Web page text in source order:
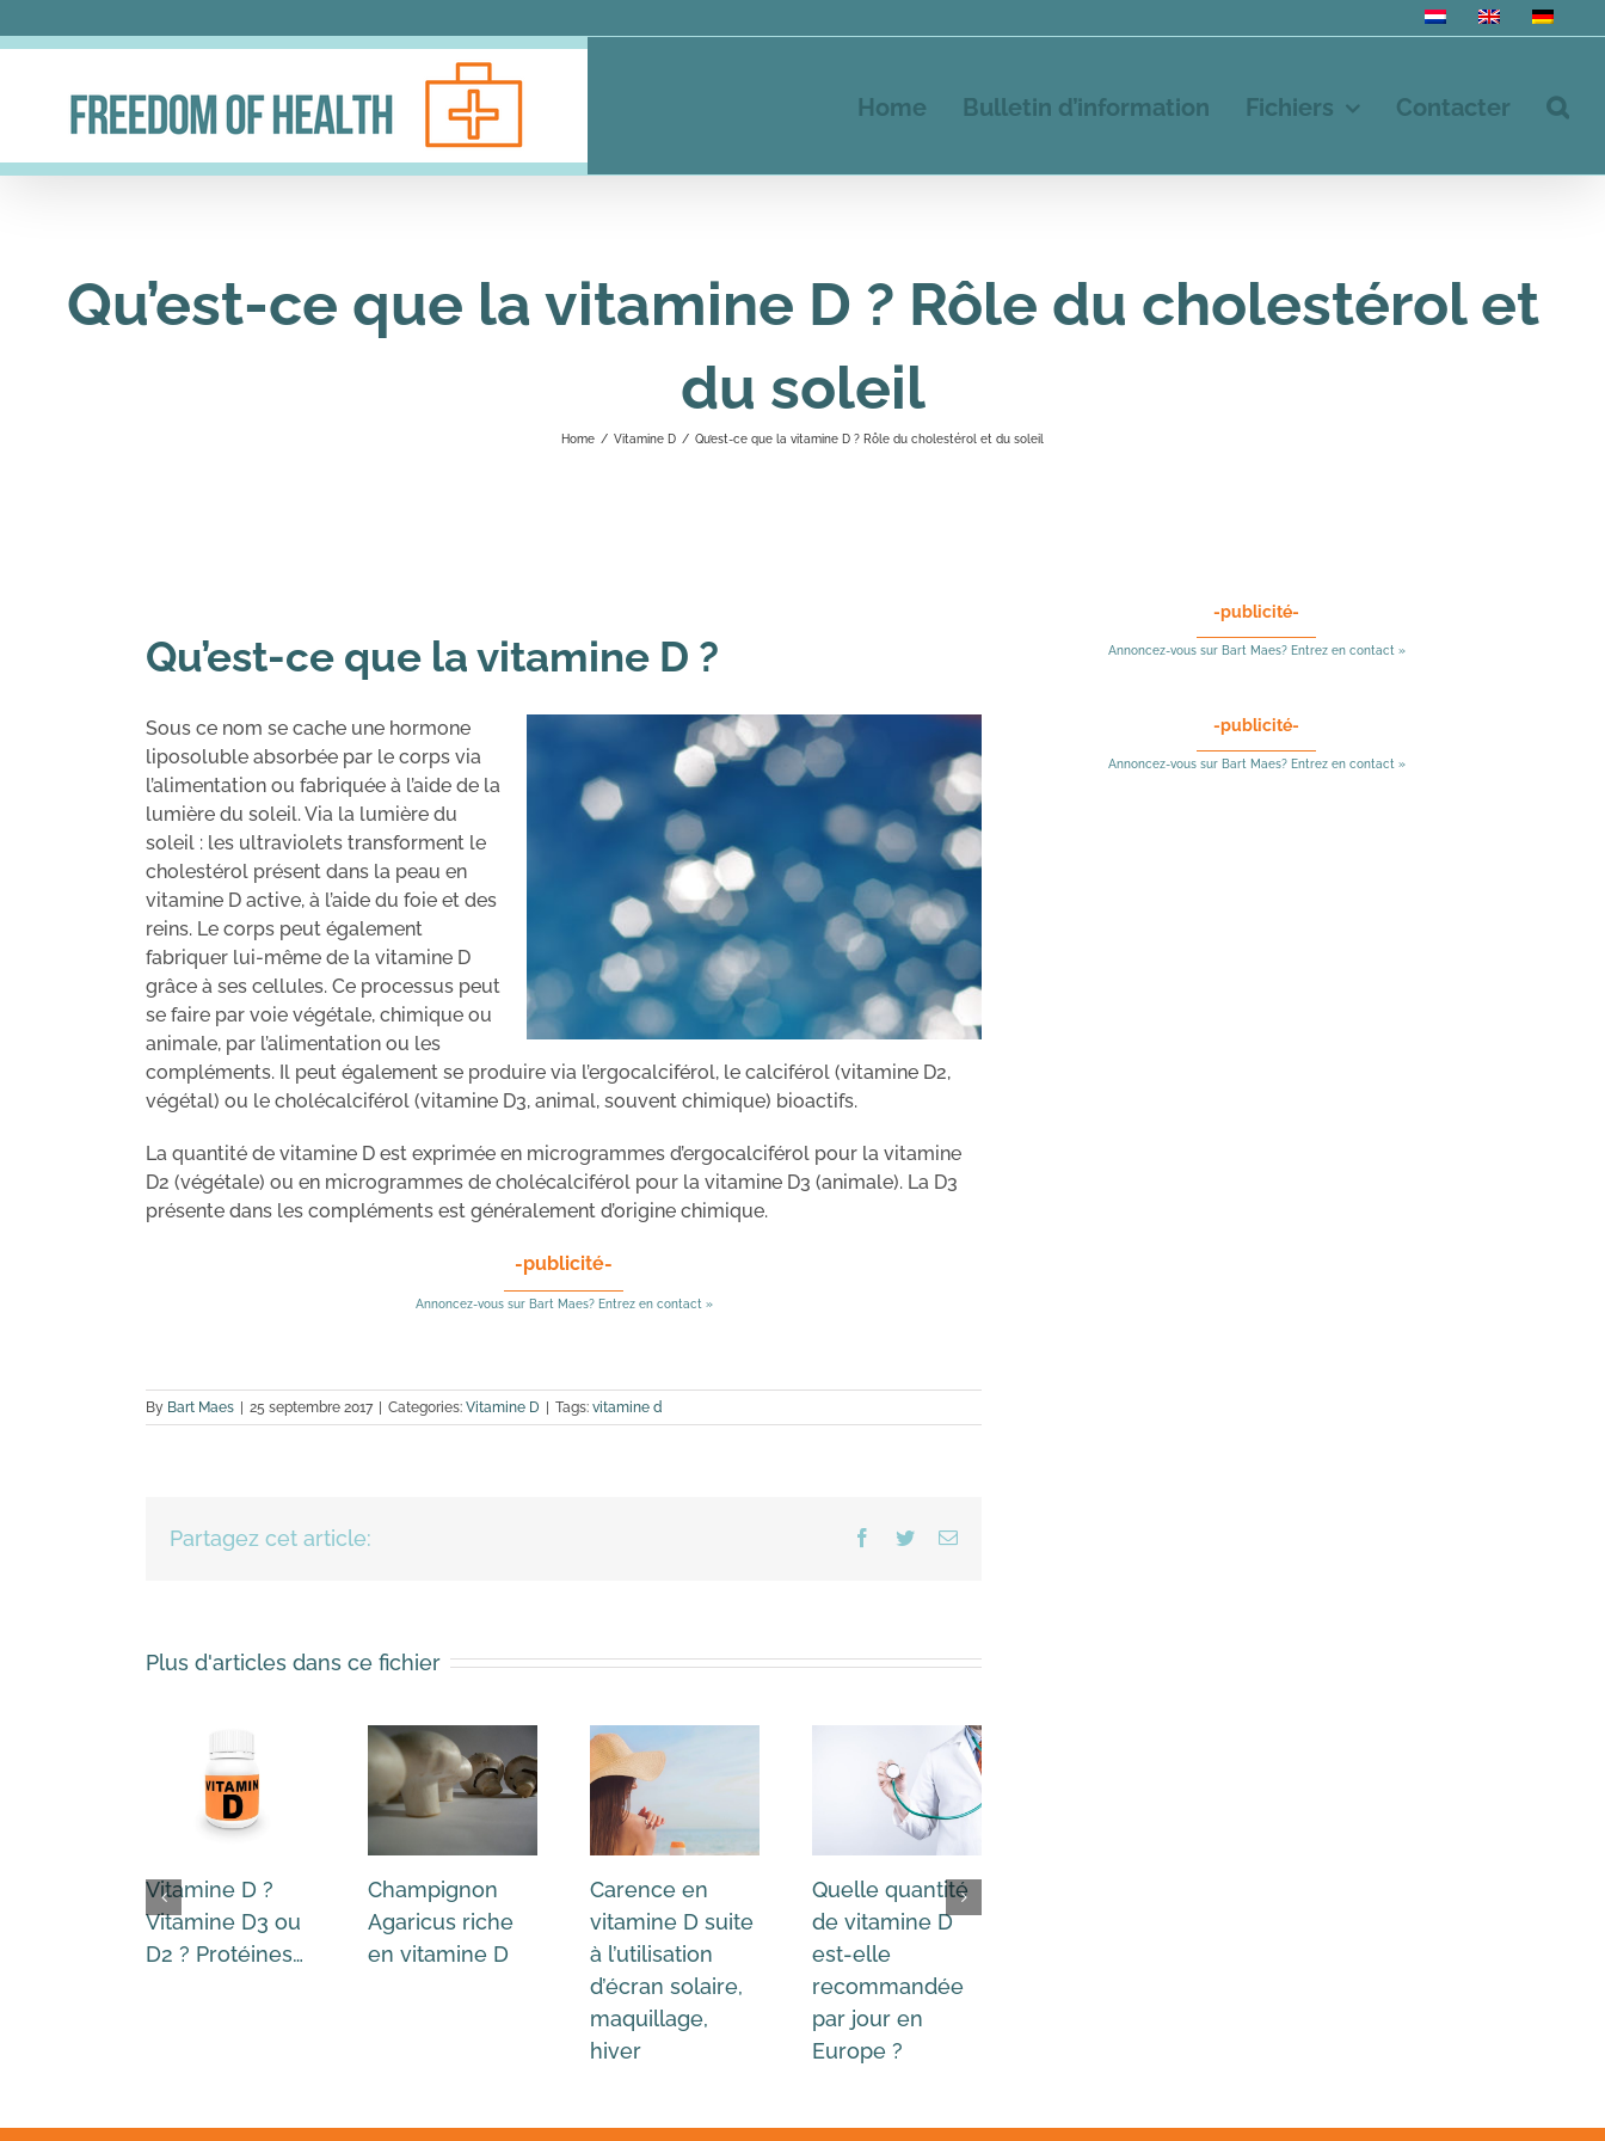
to
Home Bulletin d’information Fichiers Contacter
Qu’est-ce que la vitamine D ? Rôle du cholestérol et
du soleil
Home / Vitamine D / Qu’est-ce que la vitamine D ? Rôle du cholestérol et du soleil
Qu’est-ce que la vitamine D ?
Sous ce nom se cache une hormone
liposoluble absorbée par le corps via
l’alimentation ou fabriquée à l’aide de la
lumière du soleil. Via la lumière du
soleil : les ultraviolets transforment le
cholestérol présent dans la peau en
vitamine D active, à l’aide du foie et des
reins. Le corps peut également
fabriquer lui-même de la vitamine D
grâce à ses cellules. Ce processus peut
se faire par voie végétale, chimique ou
animale, par l’alimentation ou les
compléments. Il peut également se produire via l’ergocalciférol, le calciférol (vitamine D2,
végétal) ou le cholécalciférol (vitamine D3, animal, souvent chimique) bioactifs.
La quantité de vitamine D est exprimée en microgrammes d’ergocalciférol pour la vitamine
D2 (végétale) ou en microgrammes de cholécalciférol pour la vitamine D3 (animale). La D3
présente dans les compléments est généralement d’origine chimique.
-publicité-
Annoncez-vous sur Bart Maes? Entrez en contact »
By Bart Maes | 25 septembre 2017 | Categories: Vitamine D | Tags: vitamine d
Partagez cet article: Facebook
TwitterEmail
Plus d'articles dans ce fichier
Vitamine D ?
Vitamine D3 ou
D2 ? Protéines…
Champignon
Agaricus riche
en vitamine D
Carence en
vitamine D suite
à l’utilisation
d’écran solaire,
maquillage,
hiver
Quelle quantité
de vitamine D
est-elle
recommandée
par jour en
Europe ?
-publicité-
Annoncez-vous sur Bart Maes? Entrez en contact »
-publicité-
Annoncez-vous sur Bart Maes? Entrez en contact »